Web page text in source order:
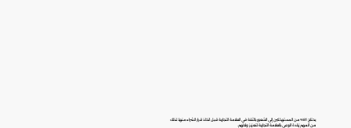
يحتاج 81% من المستهلكين إلى الشعور بالثقة في العلامة التجارية قبل اتخاذ قرار الشراء منها، لذلك
من المهم زيادة الوعي بالعلامة التجارية لتعزيز ولائهم.